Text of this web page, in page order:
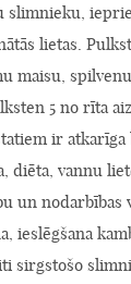
slimnieku,
lietas.
maisu,
5 no rīta
ir atkarīga
diēta, vannu
un nodarbības
ieslēgšana
sirgstošo